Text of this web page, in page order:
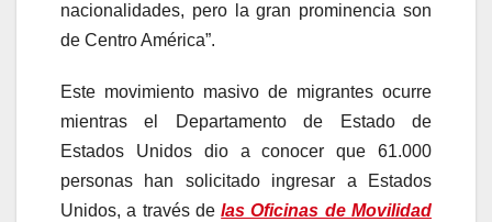
nacionalidades, pero la gran prominencia son
de Centro América”.
Este movimiento masivo de migrantes ocurre
mientras el Departamento de Estado de
Estados Unidos dio a conocer que 61.000
personas han solicitado ingresar a Estados
Unidos, a través delas Oficinas de Movilidad